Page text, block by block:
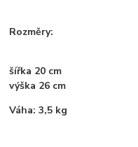
Rozměry:
šířka 20 cm
výška 26 cm
Váha: 3,5 kg